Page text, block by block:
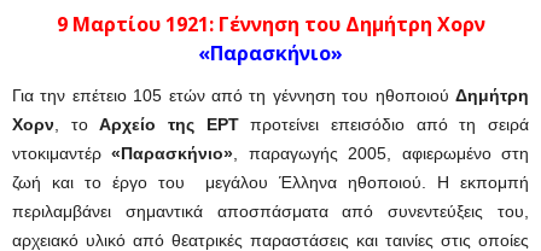
9 Μαρτίου 1921: Γέννηση του Δημήτρη Χορν
«Παρασκήνιο»
Για την επέτειο 105 ετών από τη γέννηση του ηθοποιού Δημήτρη
Χορν , τοΑρχείο της ΕΡΤπροτείνει επεισόδιο από τη σειρά
ντοκιμαντέρ«Παρασκήνιο» , παραγωγής 2005, αφιερωμένο στη
ζωή και το έργο του μεγάλου Έλληνα ηθοποιού. Η εκπομπή
περιλαμβάνει σημαντικά αποσπάσματα από συνεντεύξεις του,
αρχειακό υλικό από θεατρικές παραστάσεις και ταινίες στις οποίες